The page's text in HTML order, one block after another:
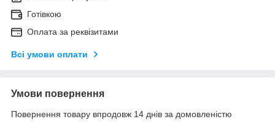
Готівкою
Оплата за реквізитами
Всі умови оплати
Умови повернення
Повернення товару впродовж 14 днів за домовленістю